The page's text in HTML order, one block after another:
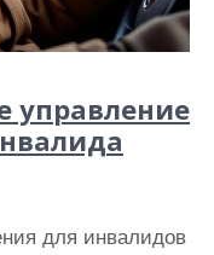
управление
для инвалидов